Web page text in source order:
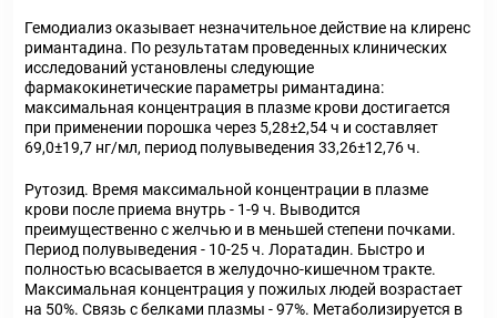
Гемодиализ оказывает незначительное действие на клиренс
римантадина. По результатам проведенных клинических
исследований установлены следующие
фармакокинетические параметры римантадина:
максимальная концентрация в плазме крови достигается
при применении порошка через 5,28±2,54 ч и составляет
69,0±19,7 нг/мл, период полувыведения 33,26±12,76 ч.
Рутозид. Время максимальной концентрации в плазме
крови после приема внутрь - 1-9 ч. Выводится
преимущественно с желчью и в меньшей степени почками.
Период полувыведения - 10-25 ч. Лоратадин. Быстро и
полностью всасывается в желудочно-кишечном тракте.
Максимальная концентрация у пожилых людей возрастает
на 50%. Связь с белками плазмы - 97%. Метаболизируется в